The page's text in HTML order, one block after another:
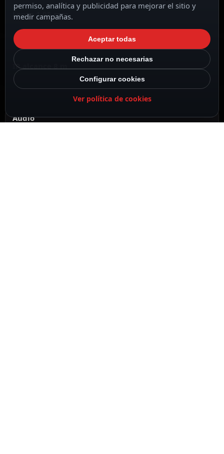
Lente 1.05 mm
IR alcance 8 m
Audio
permiso, analítica y publicidad para mejorar el sitio y
medir campañas.
Aceptar todas
Rechazar no necesarias
Configurar cookies
Ver política de cookies